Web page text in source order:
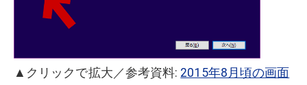
▲クリックで拡大／参考資料: 2015年8月頃の画面